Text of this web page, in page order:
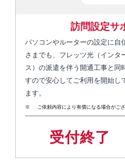
訪問設定サ
パソコンやルーターの設定に自
さまでも、フレッツ光（インタ
ス）の派遣を伴う開通工事と同
すので安心してご利用を開始し
ます。
ご依頼内容により有償になる場合がござ
受付終了